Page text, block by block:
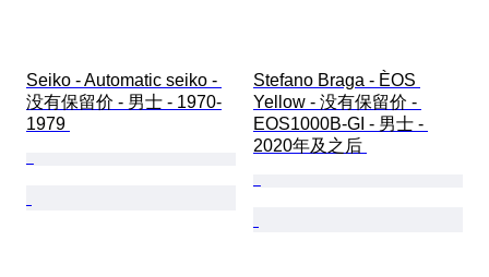
Seiko - Automatic seiko -
没有保留价 - 男士 - 1970-
1979
Stefano Braga - ÈOS
Yellow - 没有保留价 -
EOS1000B-GI - 男士 -
2020年及之后